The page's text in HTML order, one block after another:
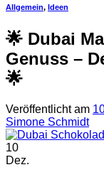
Allgemein, Ideen
🌟 Dubai
Genuss –
🌟
Veröffentlicht am
Simone Schmidt
10
Dez.